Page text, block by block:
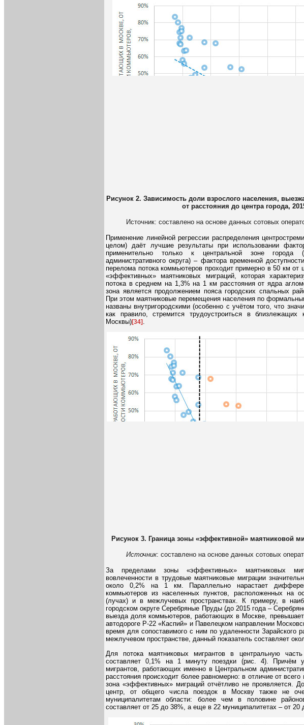
Рисунок 2. Зависимость доли взрослого населения,
от расстояния до центра города,
Источник: составлено на основе данных сотовых
Применение линейной регрессии распределения
целом) даёт лучшие результаты при использовании
применительно только к центральной зоне города
административного округа) – фактора временнoй
перелома потока коммьютеров проходит примерно в 50 км от
«эффективных» маятниковых миграций, которая
потока в среднем на 1,3% на 1 км расстояния от ядра
зона является продолжением пояса городских спальных
При этом маятниковые перемещения населения по
названы внутригородскими (особенно с учётом того, что
как правило, стремится трудоустроиться в близлежащих
Москвы)[34]
Рисунок 3. Граница зоны «эффективной» маятниковой
Источник: составлено на основе данных сотовых
За пределами зоны «эффективных» маятниковых
вовлеченности в трудовые маятниковые миграции
около 0,2% на 1 км. Параллельно нарастает
коммьютеров из населенных пунктов, расположенных на
(лучах) и в межлучевых пространствах. К примеру, в
городском округе Серебряные Пруды (до 2015 года –
выезда доля коммьютеров, работающих в Москве,
автодороге Р-22 «Каспий» и Павелецком направлении
время для сопоставимого с ним по удаленности Зарайского
межлучевом пространстве, данный показатель составляет
Для потока маятниковых мигрантов в центральную
составляет 0,1% на 1 минуту поездки (рис. 4). Причём
мигрантов, работающих именно в Центральном
расстояния происходит более равномерно: в отличие от всего
зона «эффективных» миграций отчётливо не проявляется.
центр, от общего числа поездок в Москву также не
муниципалитетам области: более чем в половине
составляет от 25 до 38%, а еще в 22 муниципалитетах – от 20